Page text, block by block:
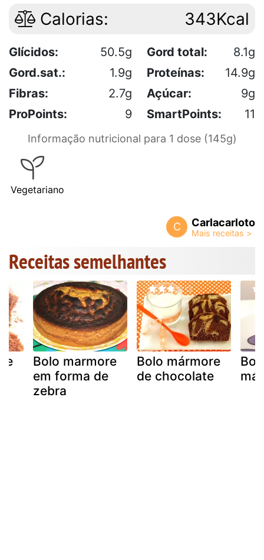
Calorias: 343Kcal
Glícidos: 50.5g Gord total:
8.1g
Gord.sat.:
1.9g Proteínas:
14.9g
Fibras:
2.7g Açúcar:
9g
ProPoints:
9 SmartPoints: 11
Informação nutricional para 1 dose (145g)
Vegetariano
C Carlacarloto
Receitas semelhantes
Bolo marmore
em forma de
zebra
Bolo mármore
de chocolate